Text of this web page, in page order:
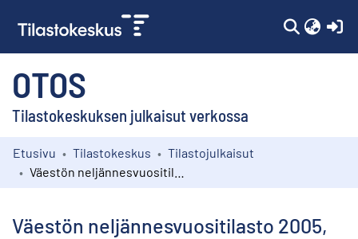
OTOS
Tilastokeskuksen julkaisut verkossa
Kokoelmat
Etusivu Tilastokeskus
Tilastojulkaisut
Väestön neljännesvuositilasto 2005,